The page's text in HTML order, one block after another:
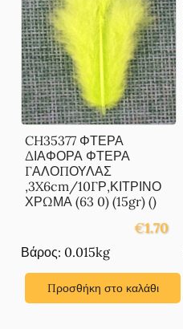
CH35377 ΦΤΕΡΑ
ΔΙΑΦΟΡΑ ΦΤΕΡΑ
ΓΑΛΟΠΟΥΛΑΣ
,3X6cm/10ΓΡ,ΚΙΤΡΙΝΟ
ΧΡΩΜΑ (63 0) (15gr) ()
€1.70
Βάρος: 0.015kg
Προσθήκη στο καλάθι